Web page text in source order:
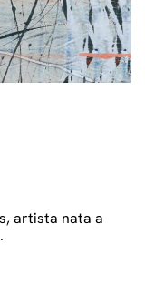
artista nata a